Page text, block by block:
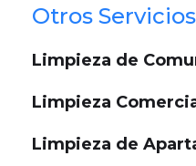
Otros Servicios
Limpieza de
Limpieza
Limpieza de